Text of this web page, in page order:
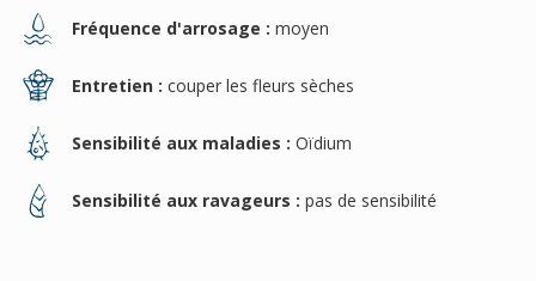
Fréquence d'arrosage : moyen
Entretien : couper les fleurs sèches
Sensibilité aux maladies : Oïdium
Sensibilité aux ravageurs : pas de sensibilité